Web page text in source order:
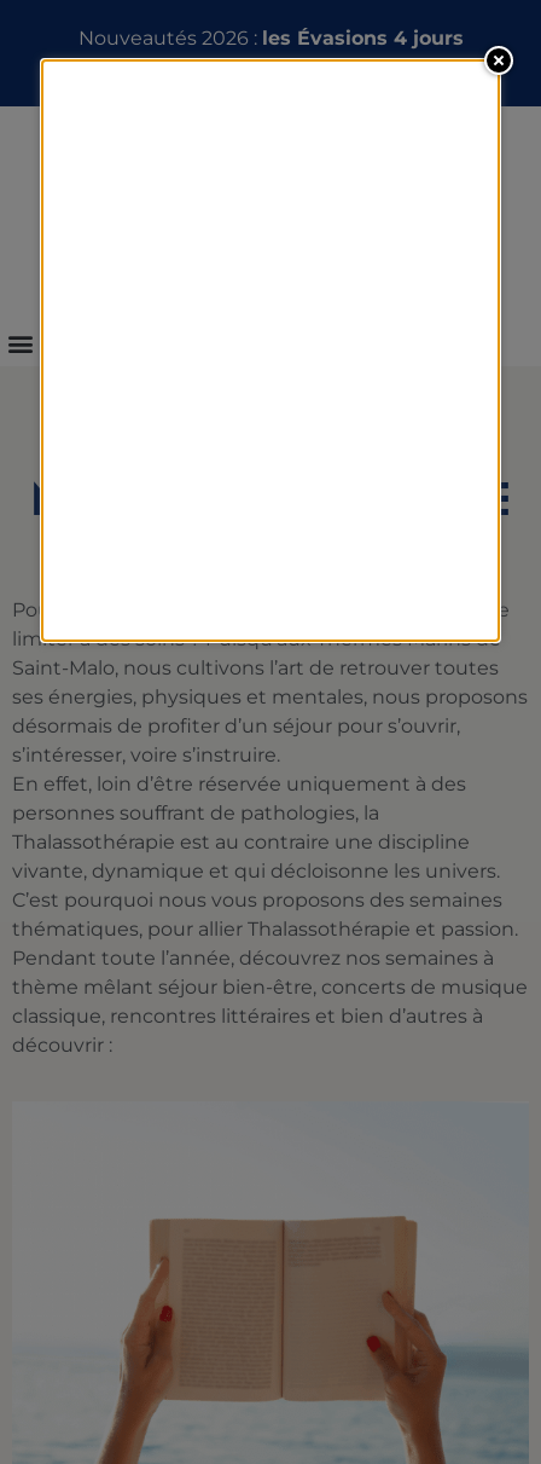
Nouveautés 2026 : les Évasions 4 jours
NOS SEMAINES À THÈME
Pourquoi un séjour de Thalassothérapie devrait-il se
limiter à des soins ? Puisqu’aux Thermes Marins de
Saint-Malo, nous cultivons l’art de retrouver toutes
ses énergies, physiques et mentales, nous proposons
désormais de profiter d’un séjour pour s’ouvrir,
s’intéresser, voire s’instruire.
En effet, loin d’être réservée uniquement à des
personnes souffrant de pathologies, la
Thalassothérapie est au contraire une discipline
vivante, dynamique et qui décloisonne les univers.
C’est pourquoi nous vous proposons des semaines
thématiques, pour allier Thalassothérapie et passion.
Pendant toute l’année, découvrez nos semaines à
thème mêlant séjour bien-être, concerts de musique
classique, rencontres littéraires et bien d’autres à
découvrir :